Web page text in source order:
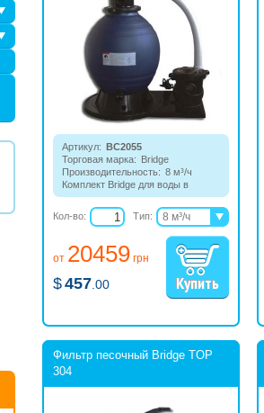
Артикул: BC2055
Торговая марка: Bridge
Производительность: 8 м³/ч
Комплект Bridge для воды в
бассейне: фильтр и насос.
Энергоэффективное решение для
фильтрации сборных и
стационарных бассейнов.
от 20459 грн
$457 .00
Кол-во: Тип:
8 м³/ч
15 м³/ч
18 м³/ч
Фильтр песочный Bridge TOP
304